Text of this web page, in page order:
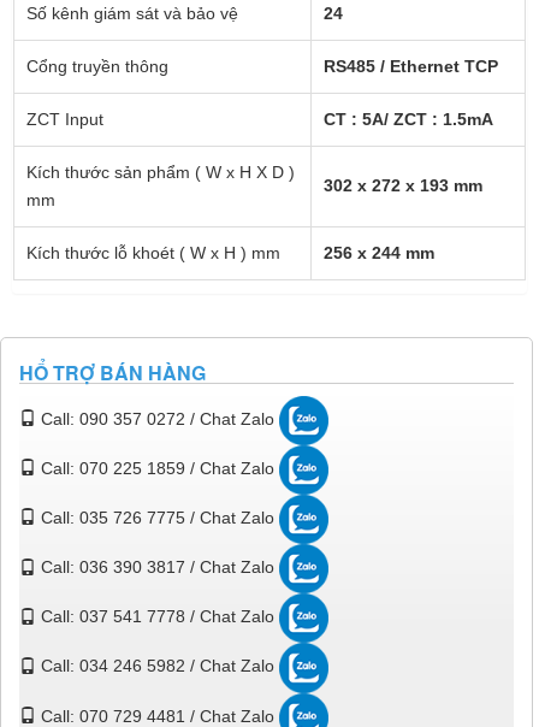
Số kênh giám sát và bảo vệ 24
Cổng truyền thông RS485 / Ethernet TCP
ZCT Input CT : 5A/ ZCT : 1.5mA
Kích thước sản phẩm ( W x H X D )
mm
302 x 272 x 193 mm
Kích thước lỗ khoét ( W x H ) mm 256 x 244 mm
HỔ TRỢ BÁN HÀNG
Call: 090 357 0272 / Chat Zalo
Call: 070 225 1859 / Chat Zalo
Call: 035 726 7775 / Chat Zalo
Call: 036 390 3817 / Chat Zalo
Call: 037 541 7778 / Chat Zalo
Call: 034 246 5982 / Chat Zalo
Call: 070 729 4481 / Chat Zalo